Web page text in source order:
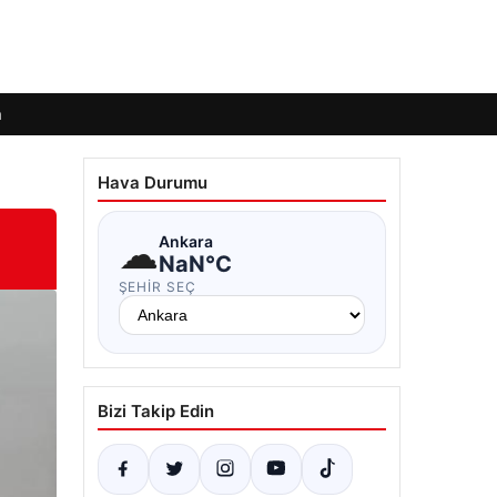
Hava Durumu
☁Ankara
NaN°C
ŞEHIR SEÇ
Bizi Takip Edin